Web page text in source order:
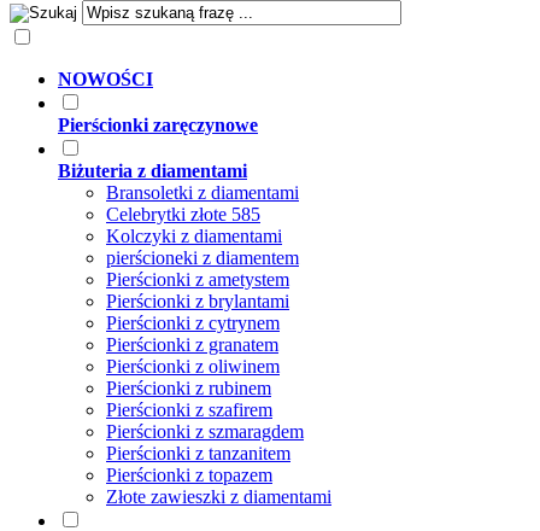
NOWOŚCI
Pierścionki zaręczynowe
Biżuteria z diamentami
Bransoletki z diamentami
Celebrytki złote 585
Kolczyki z diamentami
pierścioneki z diamentem
Pierścionki z ametystem
Pierścionki z brylantami
Pierścionki z cytrynem
Pierścionki z granatem
Pierścionki z oliwinem
Pierścionki z rubinem
Pierścionki z szafirem
Pierścionki z szmaragdem
Pierścionki z tanzanitem
Pierścionki z topazem
Złote zawieszki z diamentami